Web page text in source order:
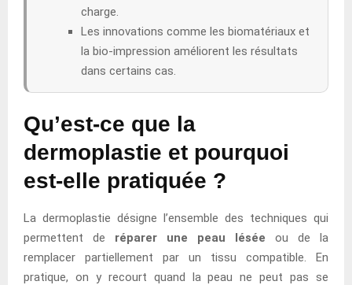
charge.
Les innovations comme les biomatériaux et
la bio-impression améliorent les résultats
dans certains cas.
Qu’est-ce que la
dermoplastie et pourquoi
est-elle pratiquée ?
La dermoplastie désigne l’ensemble des techniques qui
permettent de réparer une peau lésée ou de la
remplacer partiellement par un tissu compatible. En
pratique, on y recourt quand la peau ne peut pas se